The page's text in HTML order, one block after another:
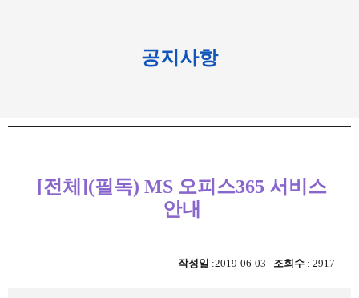
공지사항
[전체](필독) MS 오피스365 서비스
안내
작성일 :2019-06-03 조회수 : 2917